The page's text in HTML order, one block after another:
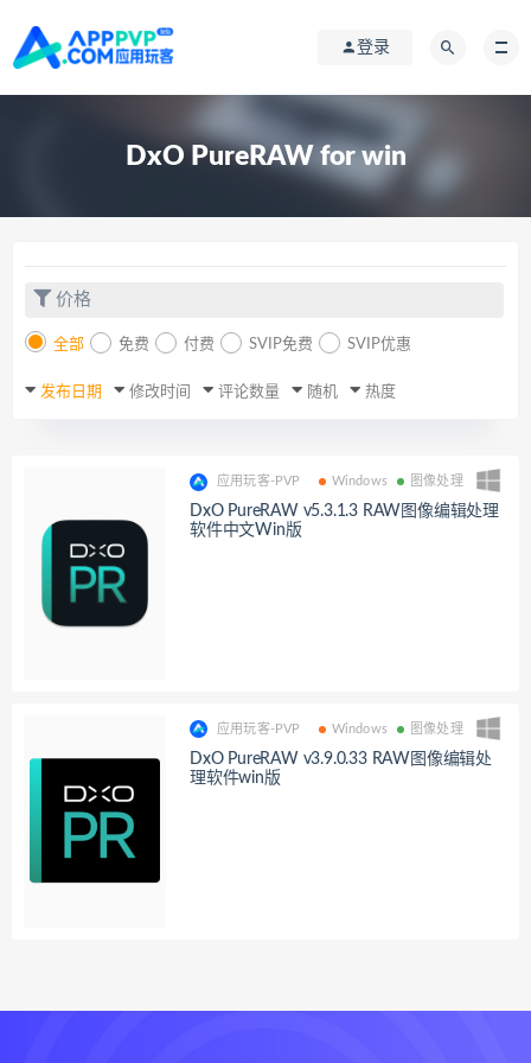
登录
DxO PureRAW for win
价格
全部 免费 付费 SVIP免费 SVIP优惠
发布日期 修改时间 评论数量 随机 热度
应用玩客-PVP Windows 图像处理
DxO PureRAW v5.3.1.3 RAW图像编辑处理
软件中文Win版
应用玩客-PVP Windows 图像处理
DxO PureRAW v3.9.0.33 RAW图像编辑处
理软件win版